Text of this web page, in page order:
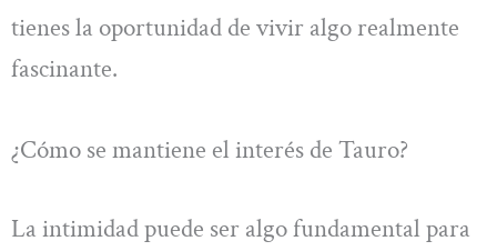
tienes la oportunidad de vivir algo realmente
fascinante.
¿Cómo se mantiene el interés de Tauro?
La intimidad puede ser algo fundamental para